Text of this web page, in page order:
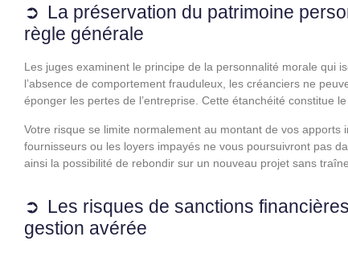
La préservation du patrimoine
règle générale
Les juges examinent le principe de la personnalité morale qui
l’absence de comportement frauduleux, les créanciers ne
éponger les pertes de l’entreprise. Cette étanchéité constitue
Votre risque se limite normalement au montant de vos
fournisseurs ou les loyers impayés ne vous poursuivront pas
ainsi la possibilité de rebondir sur un nouveau projet sans
Les risques de sanctions
gestion avérée